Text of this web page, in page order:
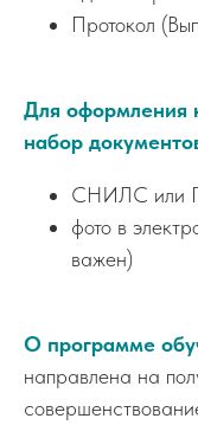
Протокол
Для оформления
набор
СНИЛС или
фото в
важен)
О программе
направлена на